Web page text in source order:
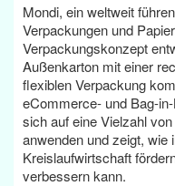
Mondi, ein weltweit
Verpackungen und
Verpackungskonzept
Außenkarton mit einer
flexiblen Verpackung
eCommerce- und Bag-
sich auf eine Vielzahl
anwenden und zeigt,
Kreislaufwirtschaft
verbessern kann.